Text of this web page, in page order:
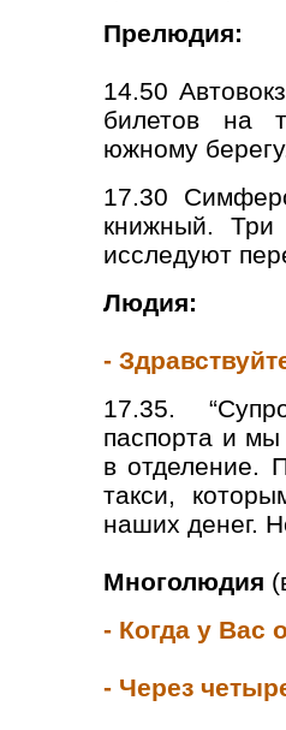
Прелюдия:
14.50
билетов на
южному
17.30
книжный. Три
исследуют
Людия:
-
17.35.
паспорта и мы
в отделение.
такси,
наших денег.
Многолюдия
- Когда у Вас
- Через